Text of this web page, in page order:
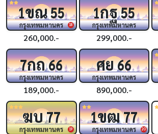
18
1ขณ55
กรุงเทพมหานคร
260,000.-
1กฐ55
กรุงเทพมหานคร
299,000.-
7กถ66
กรุงเทพมหานคร
189,000.-
ศย66
กรุงเทพมหานคร
890,000.-
19
ฆบ77
กรุงเทพมหานคร 20
1ขฒ77
กรุงเทพมหานคร